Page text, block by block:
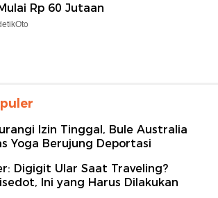
Rp 60 Jutaan
Izin Tinggal, Bule Australia
Yoga Berujung Deportasi
Digigit Ular Saat Traveling?
Ini yang Harus Dilakukan